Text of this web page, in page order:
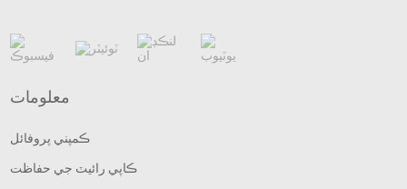
معلومات
ڪمپني پروفائل
ڪاپي رائيٽ جي حفاظت